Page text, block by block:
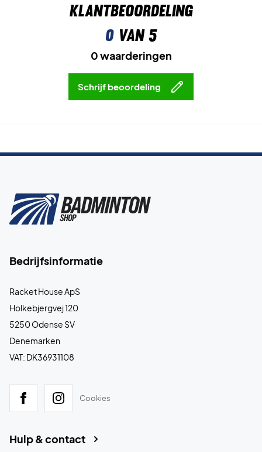
Klantbeoordeling
0van 5
0 waarderingen
Schrijf beoordeling
Bedrijfsinformatie
Racket House ApS
Holkebjergvej 120
5250 Odense SV
Denemarken
VAT: DK36931108
Cookies
Hulp & contact